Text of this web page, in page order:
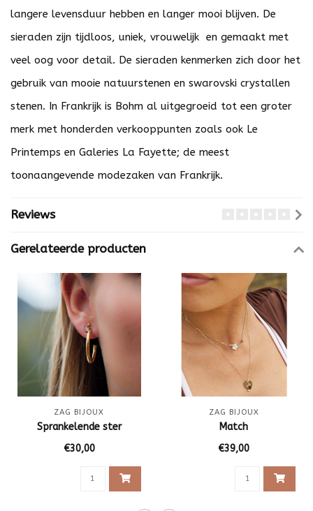
langere levensduur hebben en langer mooi blijven. De
sieraden zijn tijdloos, uniek, vrouwelijk en gemaakt met
veel oog voor detail. De sieraden kenmerken zich door het
gebruik van mooie natuurstenen en swarovski crystallen
stenen. In Frankrijk is Bohm al uitgegroeid tot een groter
merk met honderden verkooppunten zoals ook Le
Printemps en Galeries La Fayette; de meest
toonaangevende modezaken van Frankrijk.
Reviews
Gerelateerde producten
ZAG BIJOUX
Sprankelende ster
€30,00
ZAG BIJOUX
Match
€39,00